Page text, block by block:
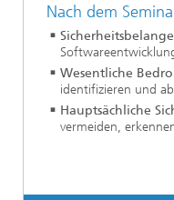
Nach dem
Sicherheitsbelange
Wesentliche
identifizieren und
Hauptsächliche
vermeiden,